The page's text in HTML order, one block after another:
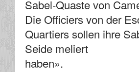
Sabel-Quaste von
Die Officiers von der
Quartiers sollen ihre
Seide meliert
haben».